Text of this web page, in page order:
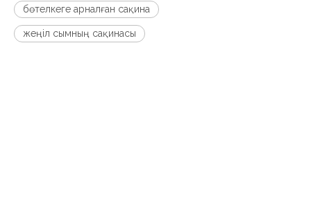
бөтелкеге ​​арналған сақина
жеңіл сымның сақинасы